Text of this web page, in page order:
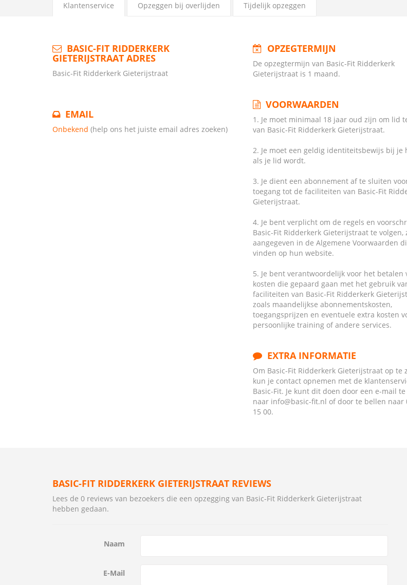
Klantenservice Opzeggen bij overlijden Tijdelijk opzeggen
BASIC-FIT RIDDERKERK
GIETERIJSTRAAT ADRES
Basic-Fit Ridderkerk Gieterijstraat
EMAIL
Onbekend (help ons het juiste email adres zoeken)
OPZEGTERMIJN
De opzegtermijn van Basic-Fit Ridderkerk
Gieterijstraat is 1 maand.
VOORWAARDEN
1. Je moet minimaal 18 jaar oud zijn om lid
van Basic-Fit Ridderkerk Gieterijstraat.
2. Je moet een geldig identiteitsbewijs bij je
als je lid wordt.
3. Je dient een abonnement af te sluiten
toegang tot de faciliteiten van Basic-Fit
Gieterijstraat.
4. Je bent verplicht om de regels en
Basic-Fit Ridderkerk Gieterijstraat te volgen,
aangegeven in de Algemene Voorwaarden
vinden op hun website.
5. Je bent verantwoordelijk voor het betalen
kosten die gepaard gaan met het gebruik
faciliteiten van Basic-Fit Ridderkerk
zoals maandelijkse abonnementskosten,
toegangsprijzen en eventuele extra kosten
persoonlijke training of andere services.
EXTRA INFORMATIE
Om Basic-Fit Ridderkerk Gieterijstraat op te
kun je contact opnemen met de
Basic-Fit. Je kunt dit doen door een e-mail
naar info@basic-fit.nl of door te bellen naar
15 00.
BASIC-FIT RIDDERKERK GIETERIJSTRAAT REVIEWS
Lees de 0 reviews van bezoekers die een opzegging van Basic-Fit Ridderkerk Gieterijstraat
hebben gedaan.
Naam
E-Mail